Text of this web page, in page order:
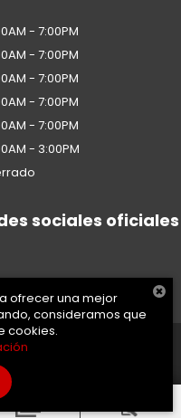
- 7:00PM
- 7:00PM
- 7:00PM
- 7:00PM
- 7:00PM
- 3:00PM
sociales oficiales
Desarrollado por
ofrecer una mejor
consideramos que
cookies.